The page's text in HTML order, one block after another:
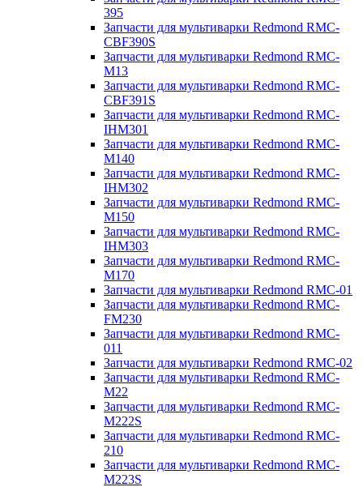
395
Запчасти для мультиварки Redmond RMC-
CBF390S
Запчасти для мультиварки Redmond RMC-
M13
Запчасти для мультиварки Redmond RMC-
CBF391S
Запчасти для мультиварки Redmond RMC-
IHM301
Запчасти для мультиварки Redmond RMC-
M140
Запчасти для мультиварки Redmond RMC-
IHM302
Запчасти для мультиварки Redmond RMC-
M150
Запчасти для мультиварки Redmond RMC-
IHM303
Запчасти для мультиварки Redmond RMC-
M170
Запчасти для мультиварки Redmond RMC-01
Запчасти для мультиварки Redmond RMC-
FM230
Запчасти для мультиварки Redmond RMC-
011
Запчасти для мультиварки Redmond RMC-02
Запчасти для мультиварки Redmond RMC-
M22
Запчасти для мультиварки Redmond RMC-
M222S
Запчасти для мультиварки Redmond RMC-
210
Запчасти для мультиварки Redmond RMC-
M223S